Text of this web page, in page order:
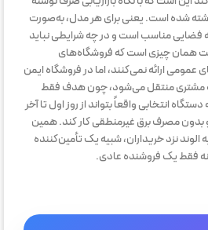
شده است. یعنی برای هر مدل، به‌صورت
مناسب است و در چه شرایطی نباید
همان چیزی است که فروشگاه‌های
ارائه نمی‌کنند، اما در فروشگاه ایمن
مشتری منتقل می‌شود، چون هدف فقط
انتخابی واقعاً بتواند از روز اول تا آخر
مصرف برق غیرمنطقی کار کند. همین
نزد خریداران، شبیه یک تأمین‌کننده
فقط یک فروشنده عادی.